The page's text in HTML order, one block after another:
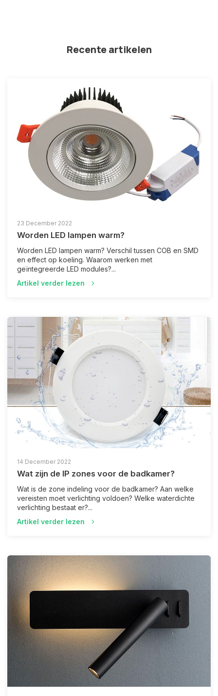
Recente artikelen
23 December 2022
Worden LED lampen warm?
Worden LED lampen warm? Verschil tussen COB en SMD
en effect op koeling. Waarom werken met
geïntegreerde LED modules?...
Artikel verder lezen
14 December 2022
Wat zijn de IP zones voor de badkamer?
Wat is de zone indeling voor de badkamer? Aan welke
vereisten moet verlichting voldoen? Welke waterdichte
verlichting bestaat er?...
Artikel verder lezen